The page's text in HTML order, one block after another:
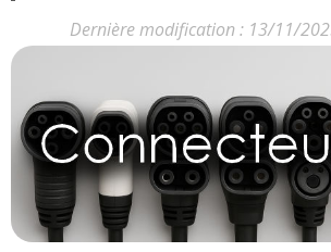
Dernière modification : 13/11/